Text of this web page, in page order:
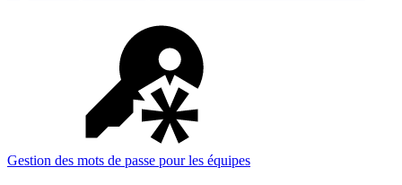
Gestion des mots de passe pour les équipes